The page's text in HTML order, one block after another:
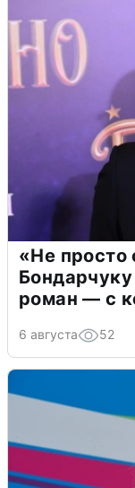
«Не просто
роман — с
6 августа 52